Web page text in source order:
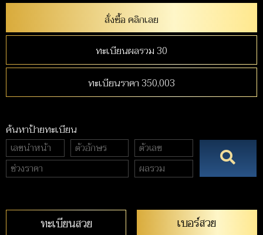
สั่งซื้อ คลิกเลย
ทะเบียนผลรวม 30
ทะเบียนราคา 350,003
ค้นหาป้ายทะเบียน
ทะเบียนสวย เบอร์สวย